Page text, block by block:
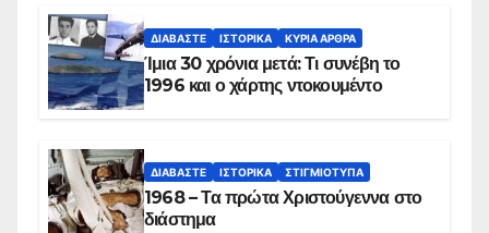
ΔΙΑΒΆΣΤΕ ΙΣΤΟΡΙΚΆ ΚΥΡΙΑ ΑΡΘΡΑ
Ίμια 30 χρόνια μετά: Τι συνέβη το
1996 και ο χάρτης ντοκουμέντο
ΔΙΑΒΆΣΤΕ ΙΣΤΟΡΙΚΆ ΣΤΙΓΜΙΌΤΥΠΑ
1968 – Τα πρώτα Χριστούγεννα στο
διάστημα